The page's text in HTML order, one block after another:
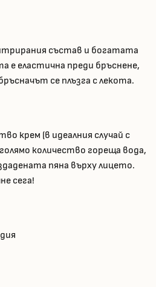
състав и богатата
е еластична преди бръснене,
се плъзга с лекота.
крем (в идеалния случай с
количество гореща вода,
пяна върху лицето.
сега!